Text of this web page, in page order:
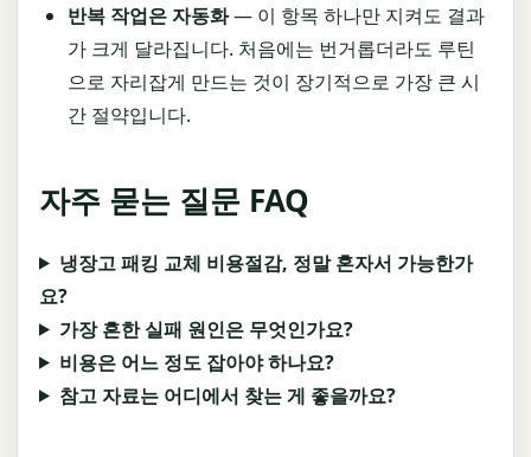
반복 작업은 자동화— 이 항목 하나만 지켜도 결과
가 크게 달라집니다. 처음에는 번거롭더라도 루틴
으로 자리잡게 만드는 것이 장기적으로 가장 큰 시
간 절약입니다.
자주 묻는 질문 FAQ
냉장고 패킹 교체 비용절감, 정말 혼자서 가능한가
요?
가장 흔한 실패 원인은 무엇인가요?
비용은 어느 정도 잡아야 하나요?
참고 자료는 어디에서 찾는 게 좋을까요?